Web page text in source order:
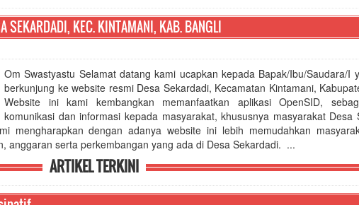
ATAS PERDES NO. 5 TAHUN 2024 TENTANG APBDes TAHUN ANGGARAN 2025
SEKARDADI, KEC. KINTAMANI, KAB. BANGLI
Om Swastyastu Selamat datang kami ucapkan kepada Bapak/Ibu/Saudara/I
berkunjung ke website resmi Desa Sekardadi, Kecamatan Kintamani,
Website ini kami kembangkan memanfaatkan aplikasi OpenSID,
komunikasi dan informasi kepada masyarakat, khususnya masyarakat Desa
mengharapkan dengan adanya website ini lebih memudahkan
anggaran serta perkembangan yang ada di Desa Sekardadi. ...
ARTIKEL TERKINI